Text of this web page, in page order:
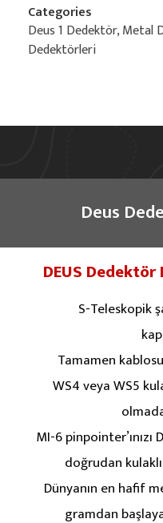
Categories
Deus 1 Dedektör,Metal
Dedektörleri
Deus
DEUS Dedektör
S-Teleskopik
Tamamen
WS4 veya WS5
MI-6
doğrudan
Dünyanın en hafif
gramdan